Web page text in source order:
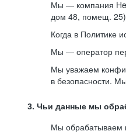
Мы — компания
дом 48, помещ.
Когда в Политике
Мы — оператор
Мы уважаем
в безопасности.
3. Чьи данные мы
Мы обрабатываем